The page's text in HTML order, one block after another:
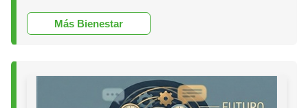
Más Bienestar